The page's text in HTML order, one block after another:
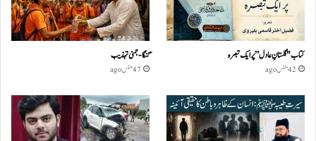
کتاب "گلستانِ عادل” پر ایک تبصرہ
42 منٹس ago
گنگا-جمنی تہذیب
47 منٹس ago